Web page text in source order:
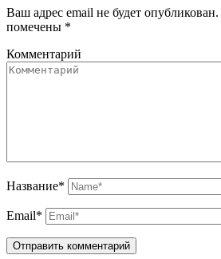
Ваш адрес email не будет опубликован.
помечены *
Комментарий
Название*
Email*